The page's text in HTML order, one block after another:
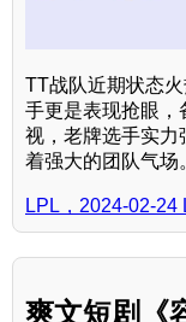
TT战队近期状态
手更是表现抢眼，
视，老牌选手实力
着强大的团队气场
LPL，2024-02-24
爽文短剧《